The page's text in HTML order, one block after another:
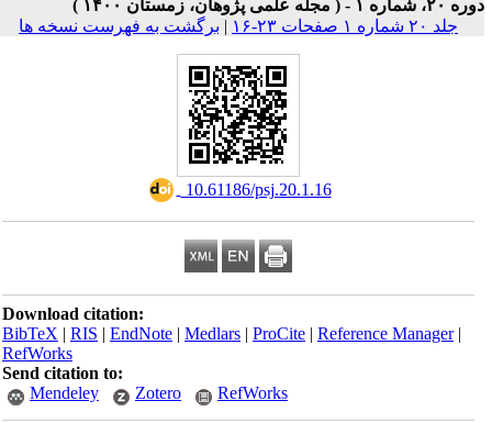
|برگشت به فهرست نسخه ها
‎ 10.61186/psj.20.1.16
BibTeX|RIS| EndNote |Medlars|ProCite|
Mendeley
Zotero